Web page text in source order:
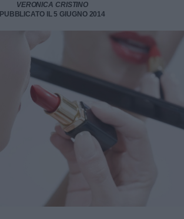
VERONICA CRISTINO
PUBBLICATO IL 5 GIUGNO 2014